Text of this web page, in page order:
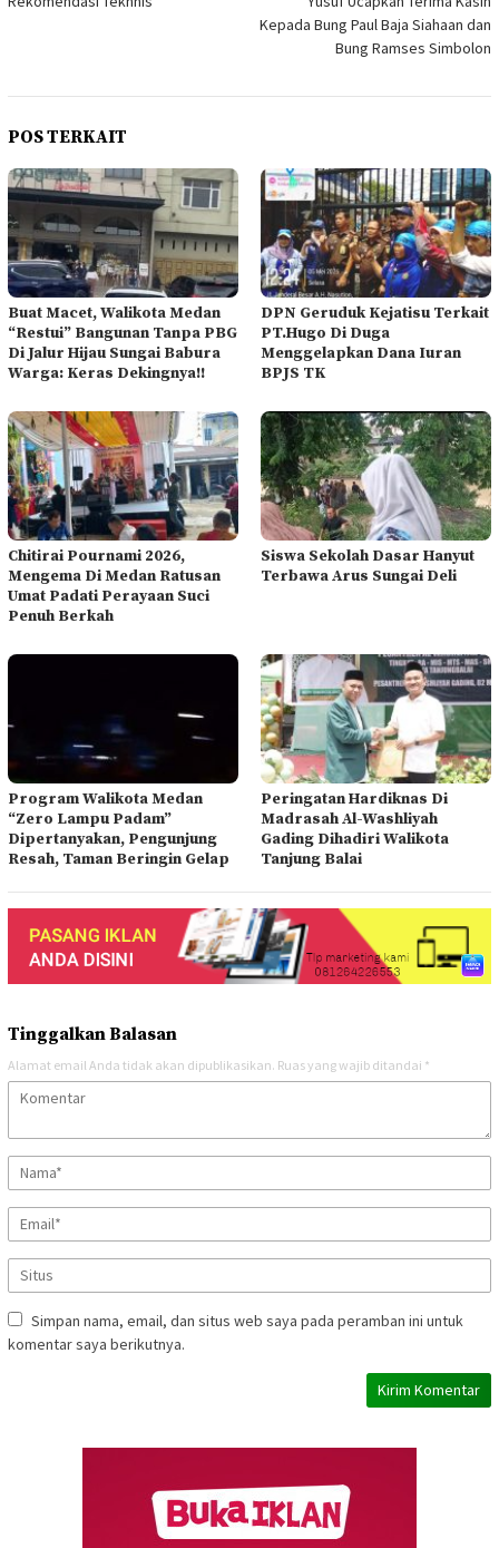
Kepada Bung Paul Baja Siahaan dan
Bung Ramses Simbolon
POS TERKAIT
Buat Macet, Walikota Medan
“Restui” Bangunan Tanpa PBG
Di Jalur Hijau Sungai Babura
Warga: Keras Dekingnya!!
DPN Geruduk Kejatisu Terkait
PT.Hugo Di Duga
Menggelapkan Dana Iuran
BPJS TK
Chitirai Pournami 2026,
Mengema Di Medan Ratusan
Umat Padati Perayaan Suci
Penuh Berkah
Siswa Sekolah Dasar Hanyut
Terbawa Arus Sungai Deli
Program Walikota Medan
“Zero Lampu Padam”
Dipertanyakan, Pengunjung
Resah, Taman Beringin Gelap
Peringatan Hardiknas Di
Madrasah Al-Washliyah
Gading Dihadiri Walikota
Tanjung Balai
Tinggalkan Balasan
Alamat email Anda tidak akan dipublikasikan. Ruas yang wajib ditandai *
Simpan nama, email, dan situs web saya pada peramban ini untuk
komentar saya berikutnya.